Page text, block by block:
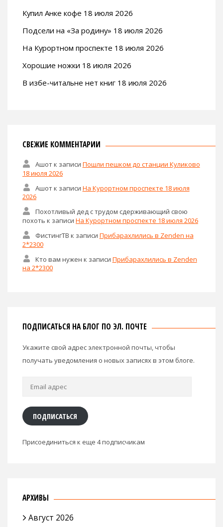
Купил Анке кофе 18 июля 2026
Подсели на «За родину» 18 июля 2026
На Курортном проспекте 18 июля 2026
Хорошие ножки 18 июля 2026
В избе-читальне нет книг 18 июля 2026
СВЕЖИЕ КОММЕНТАРИИ
Ашотк записи Пошли пешком до станции Куликово
18 июля 2026
Ашотк записи На Курортном проспекте 18 июля
2026
Похотливый дед с трудом сдерживающий свою
похоть к записи На Курортном проспекте 18 июля 2026
ФистингТВ к записи Прибарахлились в Zenden на
2*2300
Кто вам нужен к записи Прибарахлились в Zenden
на 2*2300
ПОДПИСАТЬСЯ НА БЛОГ ПО ЭЛ. ПОЧТЕ
Укажите свой адрес электронной почты, чтобы
получать уведомления о новых записях в этом блоге.
Email
ПОДПИСАТЬСЯ
Присоединиться к еще 4 подписчикам
АРХИВЫ
Август 2026